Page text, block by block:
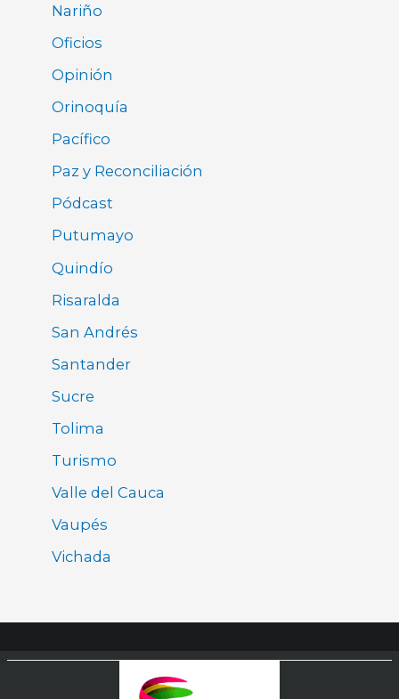
Nariño
Oficios
Opinión
Orinoquía
Pacífico
Paz y Reconciliación
Pódcast
Putumayo
Quindío
Risaralda
San Andrés
Santander
Sucre
Tolima
Turismo
Valle del Cauca
Vaupés
Vichada